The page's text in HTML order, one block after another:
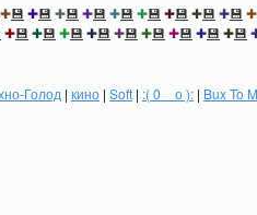
✚💾 ✚💾 ✚💾 ✚💾 ✚💾 ✚💾 ✚💾 ✚💾 ✚💾 ✚
✚💾 ✚💾 ✚💾 ✚💾 ✚💾 ✚💾 ✚💾 ✚💾 ✚💾
Голод | кино | Soft | :( 0 _ о ): | Bux To